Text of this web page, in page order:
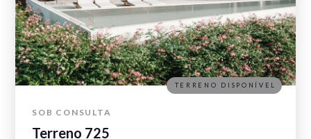
SOB CONSULTA
Terreno 725
TERRENO DISPONÍVEL